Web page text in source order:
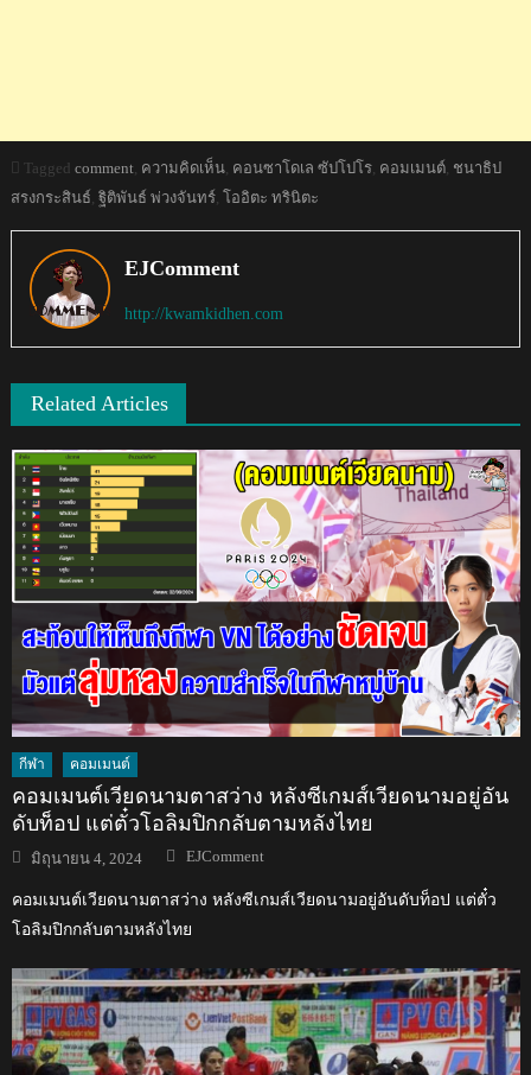
Tagged comment ความคิดเห็น, คอนซาโดเล ซัปโปโร, คอมเมนต์, ชนาธิป
สรงกระสินธ์ ฐิติพันธ์ พ่วงจันทร์, โออิตะ ทรินิตะ
EJComment
http://kwamkidhen.com
Related Articles
กีฬา คอมเมนต์
คอมเมนต์เวียดนามตาสว่าง หลังซีเกมส์เวียดนามอยู่อัน
ดับท็อป แต่ตั๋วโอลิมปิกกลับตามหลังไทย
Posted
on
มิถุนายน 4, 2024 Author
EJComment
คอมเมนต์เวียดนามตาสว่าง หลังซีเกมส์เวียดนามอยู่อันดับท็อป แต่ตั๋ว
โอลิมปิกกลับตามหลังไทย